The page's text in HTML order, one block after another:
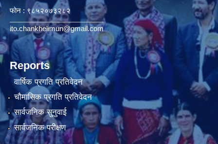
फोन : ९८५२०७३२८२
ito.chankhelimun@gmail.com
Reports
वार्षिक प्रगति प्रतिवेदन
चौमासिक प्रगति प्रतिवेदन
सार्वजनिक सुनुवाई
सार्वजनिक परीक्षण